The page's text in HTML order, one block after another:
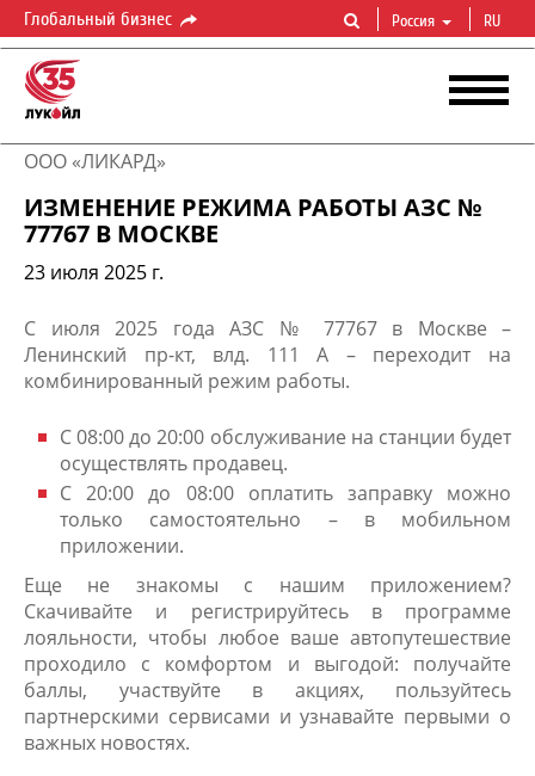
Глобальный бизнес Россия RU
ООО «ЛИКАРД»
ИЗМЕНЕНИЕ РЕЖИМА РАБОТЫ АЗС №
77767 В МОСКВЕ
23 июля 2025 г.
С июля 2025 года АЗС № 77767 в Москве –
Ленинский пр-кт, влд. 111 А – переходит на
комбинированный режим работы.​
С 08:00 до 20:00 обслуживание на станции будет
осуществлять продавец.
С 20:00 до 08:00 оплатить заправку можно
только самостоятельно – в мобильном
приложении.
Еще не знакомы с нашим приложением?
Скачивайте и регистрируйтесь в программе
лояльности, чтобы любое ваше автопутешествие
проходило с комфортом и выгодой: получайте
баллы, участвуйте в акциях, пользуйтесь
партнерскими сервисами и узнавайте первыми о
важных новостях.